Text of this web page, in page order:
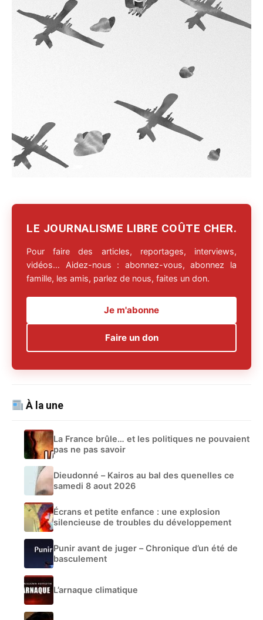
LE JOURNALISME LIBRE COÛTE CHER.
Pour faire des articles, reportages, interviews,
vidéos… Aidez-nous : abonnez-vous, abonnez la
famille, les amis, parlez de nous, faites un don.
Je m'abonne
Faire un don
À la une
La France brûle… et les politiques ne pouvaient
pas ne pas savoir
Dieudonné – Kairos au bal des quenelles ce
samedi 8 aout 2026
Écrans et petite enfance : une explosion
silencieuse de troubles du développement
Punir avant de juger – Chronique d’un été de
basculement
L’arnaque climatique